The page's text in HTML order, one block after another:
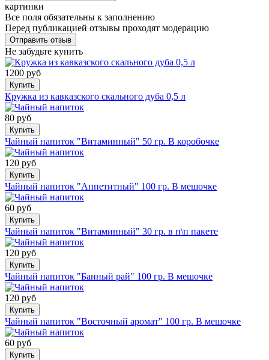
картинки
Все поля обязательны к заполнению
Перед публикацией отзывы проходят модерацию
Не забудьте купить
1200 руб
Купить
Кружка из кавказского скального дуба 0,5 л
80 руб
Купить
Чайный напиток "Витаминный" 50 гр. В коробочке
120 руб
Купить
Чайный напиток "Аппетитный" 100 гр. В мешочке
60 руб
Купить
Чайный напиток "Витаминный" 30 гр. в п\п пакете
120 руб
Купить
Чайный напиток "Банный рай" 100 гр. В мешочке
120 руб
Купить
Чайный напиток "Восточный аромат" 100 гр. В мешочке
60 руб
Купить